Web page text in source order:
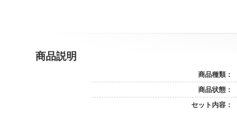
商品説明
商品種類：
商品状態：
セット内容：